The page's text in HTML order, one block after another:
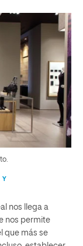
Y
nos llega a
nos permite
que más se